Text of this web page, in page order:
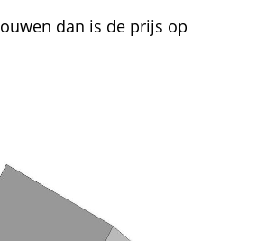
dan is de prijs op